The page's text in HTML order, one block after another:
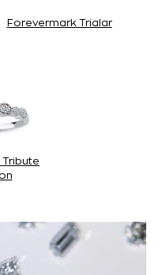
Forevermark Trialar